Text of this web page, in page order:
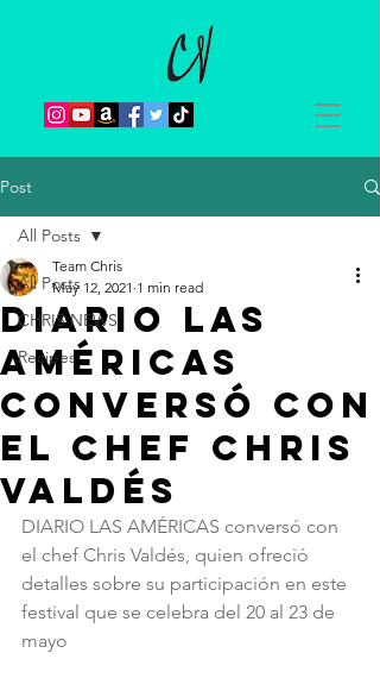
Post
All Posts
CHRIS NEWS
Recipes
All Posts
DIARIO LAS
AMÉRICAS
conversó con
el chef Chris
Valdés
Team Chris
May 12, 2021 1 min read
DIARIO LAS AMÉRICAS conversó con
el chef Chris Valdés, quien ofreció
detalles sobre su participación en este
festival que se celebra del 20 al 23 de
mayo